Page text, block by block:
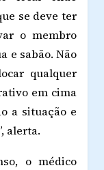
se deve ter
o membro
e sabão. Não
qualquer
em cima
a situação e
alerta.
o médico